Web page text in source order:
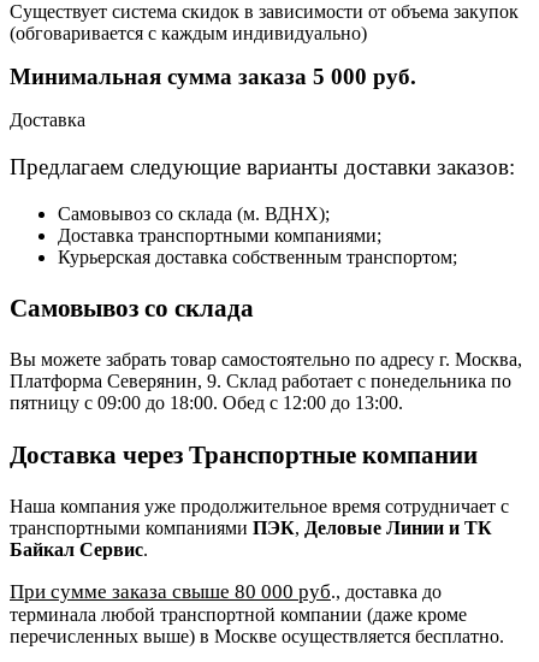
Существует система скидок в зависимости от объема закупок
(обговаривается с каждым индивидуально)
Минимальная сумма заказа 5 000 руб.
Доставка
Предлагаем следующие варианты доставки заказов:
Самовывоз со склада (м. ВДНХ);
Доставка транспортными компаниями;
Курьерская доставка собственным транспортом;
Самовывоз со склада
Вы можете забрать товар самостоятельно по адресу г. Москва,
Платформа Северянин, 9. Склад работает с понедельника по
пятницу с 09:00 до 18:00. Обед с 12:00 до 13:00.
Доставка через Транспортные компании
Наша компания уже продолжительное время сотрудничает с
транспортными компаниями ПЭК, Деловые Линии и ТК
Байкал Сервис.
При сумме заказа свыше 80 000 руб., доставка до
терминала любой транспортной компании (даже кроме
перечисленных выше) в Москве осуществляется бесплатно.